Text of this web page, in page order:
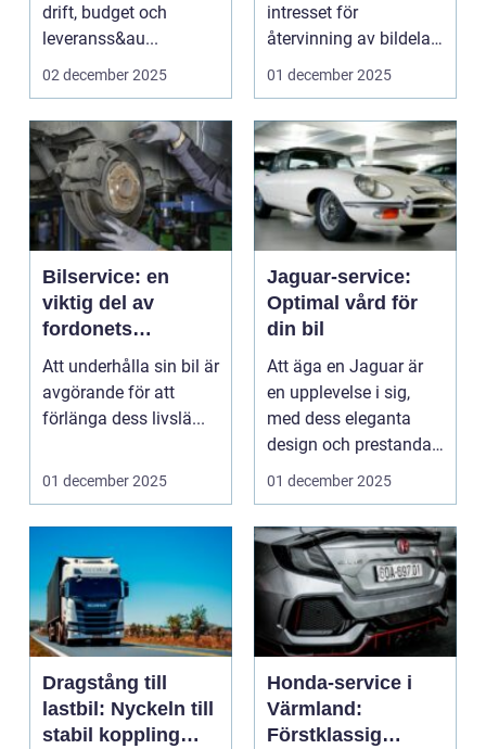
drift, budget och
leveranss&au...
02 december 2025
intresset för
återvinning av bildelar
ök...
01 december 2025
Bilservice: en
viktig del av
fordonets
livslängd och
prestanda
Att underhålla sin bil är
avgörande för att
förlänga dess livslä...
01 december 2025
Jaguar-service:
Optimal vård för
din bil
Att äga en Jaguar är
en upplevelse i sig,
med dess eleganta
design och prestanda
som inte ...
01 december 2025
Dragstång till
lastbil: Nyckeln till
stabil koppling
Honda-service i
Värmland:
Förstklassig